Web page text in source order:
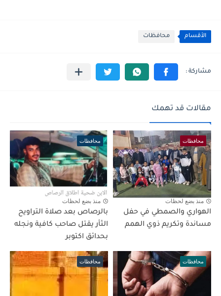
الأقسام محافظات
مقالات قد تهمك
محافظات
منذ بضع لحظات
الهواري والصمطي في حفل
مساندة وتكريم ذوي الهمم
محافظات
منذ بضع لحظات
بالرصاص بعد صلاة التراويح
الثأر يقتل صاحب كافية ونجله
بحدائق اكتوبر
محافظات محافظات